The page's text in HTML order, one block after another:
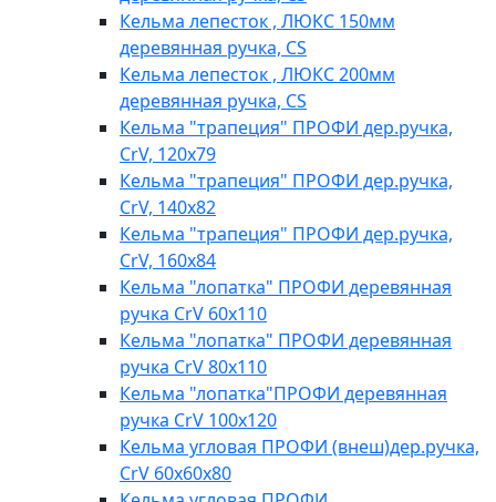
Кельма лепесток , ЛЮКС 150мм
деревянная ручка, CS
Кельма лепесток , ЛЮКС 200мм
деревянная ручка, CS
Кельма "трапеция" ПРОФИ дер.ручка,
CrV, 120х79
Кельма "трапеция" ПРОФИ дер.ручка,
CrV, 140х82
Кельма "трапеция" ПРОФИ дер.ручка,
CrV, 160х84
Кельма "лопатка" ПРОФИ деревянная
ручка CrV 60х110
Кельма "лопатка" ПРОФИ деревянная
ручка CrV 80х110
Кельма "лопатка"ПРОФИ деревянная
ручка CrV 100х120
Кельма угловая ПРОФИ (внеш)дер.ручка,
CrV 60х60х80